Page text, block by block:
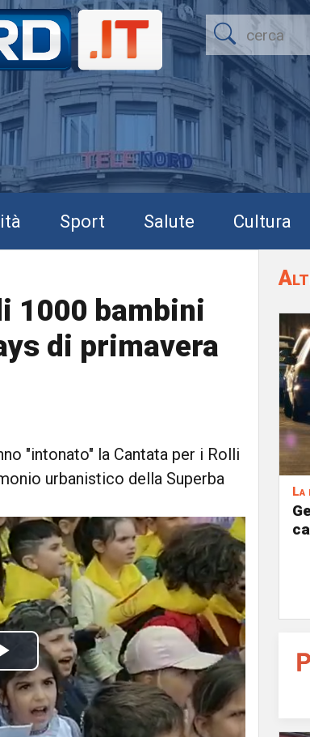
Sport Salute Cultura
1000 bambini
di primavera
"intonato" la Cantata per i Rolli
urbanistico della Superba
P
l
La